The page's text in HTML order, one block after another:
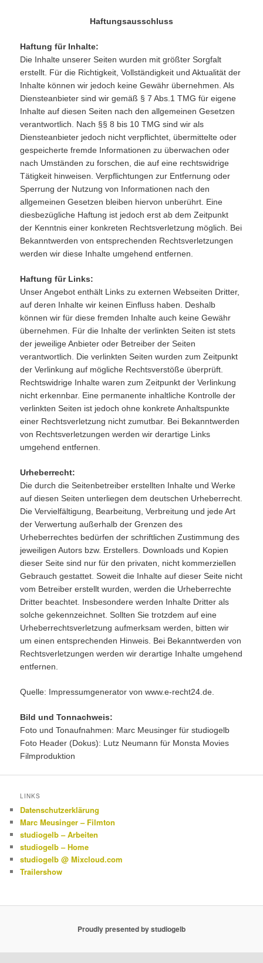
Haftungsausschluss
Haftung für Inhalte:
Die Inhalte unserer Seiten wurden mit größter Sorgfalt
erstellt. Für die Richtigkeit, Vollständigkeit und Aktualität der
Inhalte können wir jedoch keine Gewähr übernehmen. Als
Diensteanbieter sind wir gemäß § 7 Abs.1 TMG für eigene
Inhalte auf diesen Seiten nach den allgemeinen Gesetzen
verantwortlich. Nach §§ 8 bis 10 TMG sind wir als
Diensteanbieter jedoch nicht verpflichtet, übermittelte oder
gespeicherte fremde Informationen zu überwachen oder
nach Umständen zu forschen, die auf eine rechtswidrige
Tätigkeit hinweisen. Verpflichtungen zur Entfernung oder
Sperrung der Nutzung von Informationen nach den
allgemeinen Gesetzen bleiben hiervon unberührt. Eine
diesbezügliche Haftung ist jedoch erst ab dem Zeitpunkt
der Kenntnis einer konkreten Rechtsverletzung möglich. Bei
Bekanntwerden von entsprechenden Rechtsverletzungen
werden wir diese Inhalte umgehend entfernen.
Haftung für Links:
Unser Angebot enthält Links zu externen Webseiten Dritter,
auf deren Inhalte wir keinen Einfluss haben. Deshalb
können wir für diese fremden Inhalte auch keine Gewähr
übernehmen. Für die Inhalte der verlinkten Seiten ist stets
der jeweilige Anbieter oder Betreiber der Seiten
verantwortlich. Die verlinkten Seiten wurden zum Zeitpunkt
der Verlinkung auf mögliche Rechtsverstöße überprüft.
Rechtswidrige Inhalte waren zum Zeitpunkt der Verlinkung
nicht erkennbar. Eine permanente inhaltliche Kontrolle der
verlinkten Seiten ist jedoch ohne konkrete Anhaltspunkte
einer Rechtsverletzung nicht zumutbar. Bei Bekanntwerden
von Rechtsverletzungen werden wir derartige Links
umgehend entfernen.
Urheberrecht:
Die durch die Seitenbetreiber erstellten Inhalte und Werke
auf diesen Seiten unterliegen dem deutschen Urheberrecht.
Die Vervielfältigung, Bearbeitung, Verbreitung und jede Art
der Verwertung außerhalb der Grenzen des
Urheberrechtes bedürfen der schriftlichen Zustimmung des
jeweiligen Autors bzw. Erstellers. Downloads und Kopien
dieser Seite sind nur für den privaten, nicht kommerziellen
Gebrauch gestattet. Soweit die Inhalte auf dieser Seite nicht
vom Betreiber erstellt wurden, werden die Urheberrechte
Dritter beachtet. Insbesondere werden Inhalte Dritter als
solche gekennzeichnet. Sollten Sie trotzdem auf eine
Urheberrechtsverletzung aufmerksam werden, bitten wir
um einen entsprechenden Hinweis. Bei Bekanntwerden von
Rechtsverletzungen werden wir derartige Inhalte umgehend
entfernen.
Quelle: Impressumgenerator von www.e-recht24.de.
Bild und Tonnachweis:
Foto und Tonaufnahmen: Marc Meusinger für studiogelb
Foto Header (Dokus): Lutz Neumann für Monsta Movies
Filmproduktion
LINKS
Datenschutzerklärung
Marc Meusinger – Filmton
studiogelb – Arbeiten
studiogelb – Home
studiogelb @ Mixcloud.com
Trailershow
Proudly presented by studiogelb